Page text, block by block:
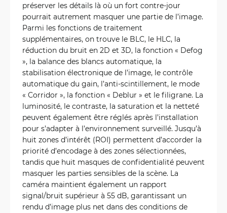
préserver les détails là où un fort contre-jour
pourrait autrement masquer une partie de l’image.
Parmi les fonctions de traitement
supplémentaires, on trouve le BLC, le HLC, la
réduction du bruit en 2D et 3D, la fonction « Defog
», la balance des blancs automatique, la
stabilisation électronique de l’image, le contrôle
automatique du gain, l’anti-scintillement, le mode
« Corridor », la fonction « Deblur » et le filigrane. La
luminosité, le contraste, la saturation et la netteté
peuvent également être réglés après l’installation
pour s’adapter à l’environnement surveillé. Jusqu’à
huit zones d’intérêt (ROI) permettent d’accorder la
priorité d’encodage à des zones sélectionnées,
tandis que huit masques de confidentialité peuvent
masquer les parties sensibles de la scène. La
caméra maintient également un rapport
signal/bruit supérieur à 55 dB, garantissant un
rendu d’image plus net dans des conditions de